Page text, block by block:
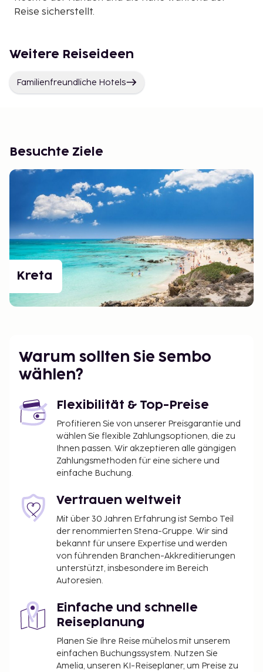
Reise sicherstellt.
Weitere Reiseideen
Familienfreundliche Hotels
Besuchte Ziele
Kreta
Warum sollten Sie Sembo
wählen?
Flexibilität & Top-Preise
Profitieren Sie von unserer Preisgarantie und
wählen Sie flexible Zahlungsoptionen, die zu
Ihnen passen. Wir akzeptieren alle gängigen
Zahlungsmethoden für eine sichere und
einfache Buchung.
Vertrauen weltweit
Mit über 30 Jahren Erfahrung ist Sembo Teil
der renommierten Stena-Gruppe. Wir sind
bekannt für unsere Expertise und werden
von führenden Branchen-Akkreditierungen
unterstützt, insbesondere im Bereich
Autoresien.
Einfache und schnelle
Reiseplanung
Planen Sie Ihre Reise mühelos mit unserem
einfachen Buchungssystem. Nutzen Sie
Amelia, unseren KI-Reiseplaner, um Preise zu